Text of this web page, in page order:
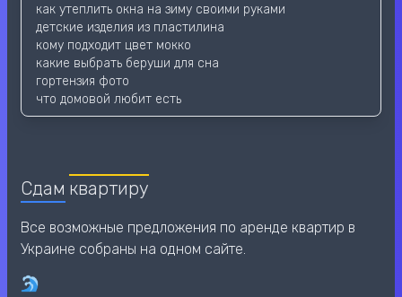
как утеплить окна на зиму своими руками
детские изделия из пластилина
кому подходит цвет мокко
какие выбрать беруши для сна
гортензия фото
что домовой любит есть
Сдам квартиру
Все возможные предложения по аренде квартир в
Украине собраны на одном сайте.